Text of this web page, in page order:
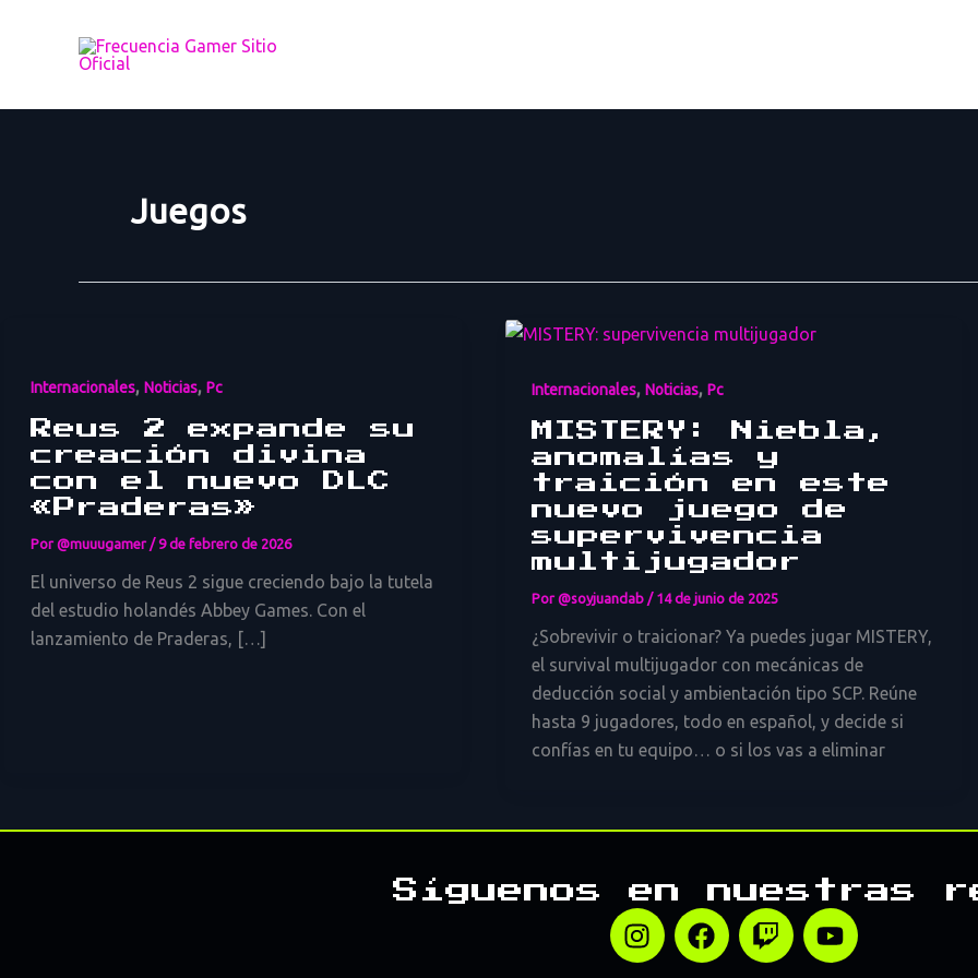
Juegos
Internacionales, Noticias, Pc
Reus 2 expande su
creación divina
con el nuevo DLC
«Praderas»
Por@muuugamer /9 de febrero de 2026
El universo de Reus 2 sigue creciendo bajo la tutela
del estudio holandés Abbey Games. Con el
lanzamiento de Praderas, […]
Internacionales, Noticias, Pc
MISTERY: Niebla,
anomalías y
traición en este
nuevo juego de
supervivencia
multijugador
Por@soyjuandab / 14 de junio de 2025
¿Sobrevivir o traicionar? Ya puedes jugar MISTERY,
el survival multijugador con mecánicas de
deducción social y ambientación tipo SCP. Reúne
hasta 9 jugadores, todo en español, y decide si
confías en tu equipo… o si los vas a eliminar
Síguenos en nuestras
I
n
F
a
T
w
Y
o